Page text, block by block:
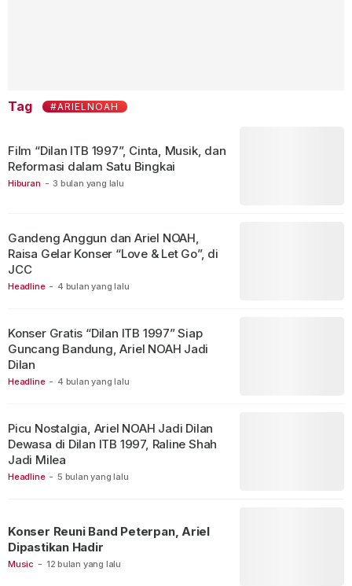
Tag #ARIELNOAH
Hiburan - 3 bulan yang lalu
Film “Dilan ITB 1997”, Cinta, Musik, dan
Reformasi dalam Satu Bingkai
Headline - 4 bulan yang lalu
Gandeng Anggun dan Ariel NOAH,
Raisa Gelar Konser “Love & Let Go”, di
JCC
Headline - 4 bulan yang lalu
Konser Gratis “Dilan ITB 1997” Siap
Guncang Bandung, Ariel NOAH Jadi
Dilan
Headline - 5 bulan yang lalu
Picu Nostalgia, Ariel NOAH Jadi Dilan
Dewasa di Dilan ITB 1997, Raline Shah
Jadi Milea
Music - 12 bulan yang lalu
Konser Reuni Band Peterpan, Ariel
Dipastikan Hadir